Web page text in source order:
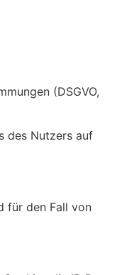
(DSGVO,
des Nutzers auf
für den Fall von